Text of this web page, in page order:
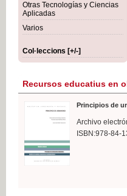
Otras Tecnologías y Ciencias
Aplicadas
Varios
Col·leccions [+/-]
Recursos educatius en
Principios de
Archivo
ISBN:978-84-